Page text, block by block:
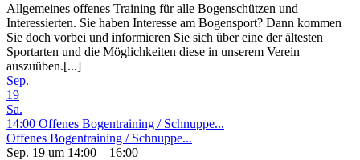
Allgemeines offenes Training für alle Bogenschützen und
Interessierten. Sie haben Interesse am Bogensport? Dann kommen
Sie doch vorbei und informieren Sie sich über eine der ältesten
Sportarten und die Möglichkeiten diese in unserem Verein
auszuüben.[...]
Sep.
19
Sa.
14:00 Offenes Bogentraining / Schnuppe...
Offenes Bogentraining / Schnuppe...
Sep. 19 um 14:00 – 16:00